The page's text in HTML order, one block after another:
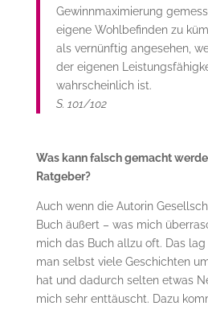
Gewinnmaximierung
eigene Wohlbefinden zu
als vernünftig angesehen,
der eigenen
wahrscheinlich ist.
S. 101/102
Was kann falsch gemacht
Ratgeber?
Auch wenn die Autorin
Buch äußert – was mich
mich das Buch allzu oft. Das
man selbst viele Geschichten
hat und dadurch selten etwas
mich sehr enttäuscht. Dazu